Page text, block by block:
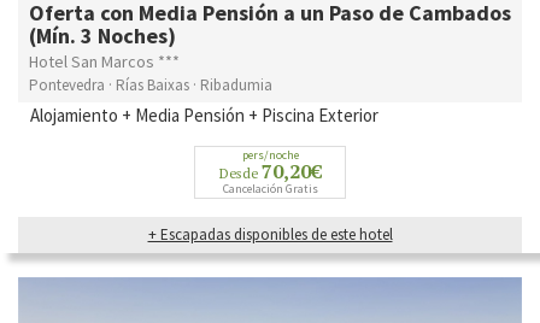
Oferta con Media Pensión a un Paso de Cambados
(Mín. 3 Noches)
Hotel San Marcos ***
Pontevedra · Rías Baixas · Ribadumia
Alojamiento + Media Pensión + Piscina Exterior
pers/noche
Desde 70,20€
Cancelación Gratis
+ Escapadas disponibles de este hotel